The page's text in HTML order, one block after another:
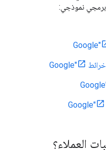
برمجي نموذجي:
العملاء؟